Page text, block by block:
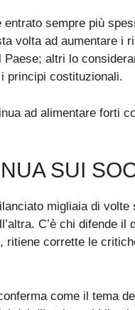
sempre più
volta ad aumentare i
altri lo
principi costituzionali.
ad alimentare forti
SUI
migliaia di
C’è chi difende
ritiene corrette le
come il tema